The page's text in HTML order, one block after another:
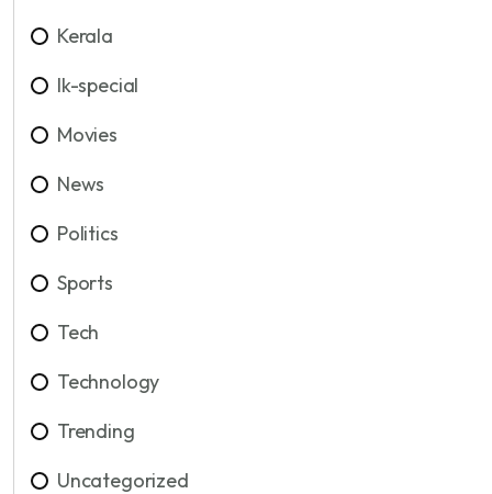
Kerala
lk-special
Movies
News
Politics
Sports
Tech
Technology
Trending
Uncategorized